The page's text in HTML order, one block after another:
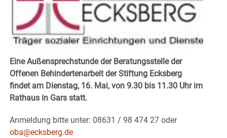
Eine Außensprechstunde der Beratungsstelle der
Offenen Behindertenarbeit der Stiftung Ecksberg
findet am Dienstag, 16. Mai, von 9.30 bis 11.30 Uhr im
Rathaus in Gars statt.
Anmeldung bitte unter: 08631 / 98 474 27 oder
oba@ecksberg.de